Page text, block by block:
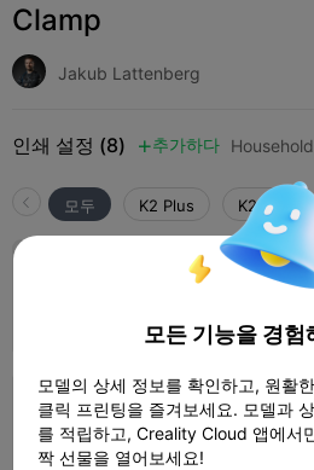
Clamp
Jakub Lattenberg
인쇄 설정 (8)  추가하다 Household
모두 K2 Plus K2 Pro
Clamp 60 short
0.2mm layer, 3
작가  09h 09m
 186.43g
모든 기능을 경험
모델의 상세 정보를 확인하고, 원활
클릭 프린팅을 즐겨보세요. 모델과
를 적립하고, Creality Cloud 앱에서
짝 선물을 열어보세요!